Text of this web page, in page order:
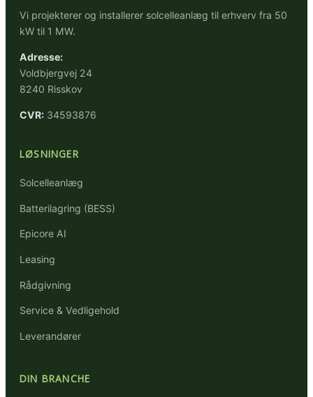
Vi projekterer og installerer solcelleanlæg til erhverv fra 50
kW til 1 MW.
Adresse:
Voldbjergvej 24
8240 Risskov
CVR: 34593876
LØSNINGER
Solcelleanlæg
Batterilagring (BESS)
Epicore AI
Leasing
Rådgivning
Service & Vedligehold
Leverandører
DIN BRANCHE